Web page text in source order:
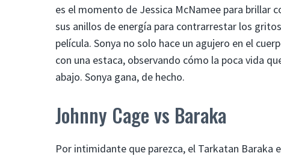
es el momento de Jessica McNamee para brillar
sus anillos de energía para contrarrestar los
película. Sonya no solo hace un agujero en el
con una estaca, observando cómo la poca vida
abajo. Sonya gana, de hecho.
Johnny Cage vs Baraka
Por intimidante que parezca, el Tarkatan